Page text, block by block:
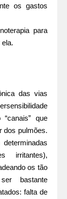
os gastos
para
das vias
que
dos pulmões.
irritantes),
os tão
bastante
falta de